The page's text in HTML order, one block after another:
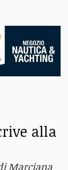
alla
Marciana